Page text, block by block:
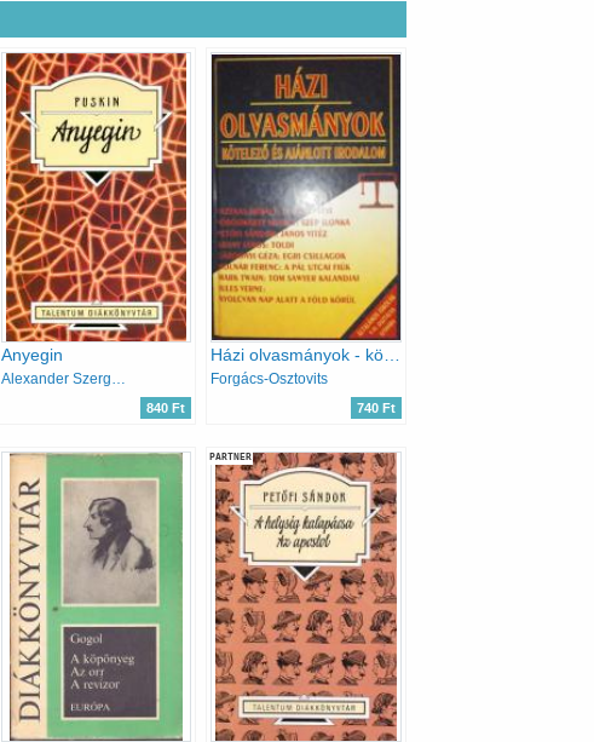
Anyegin
Alexander Szergejevics Puskin
840 Ft
Házi olvasmányok - kötelező és ajánlott irodalom V.-VI.oszt
Forgács-Osztovits
740 Ft
PARTNER